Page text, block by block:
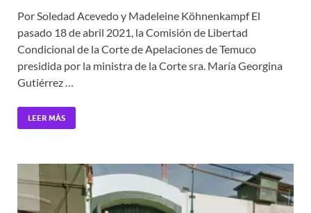
Por Soledad Acevedo y Madeleine Köhnenkampf El
pasado 18 de abril 2021, la Comisión de Libertad
Condicional de la Corte de Apelaciones de Temuco
presidida por la ministra de la Corte sra. María Georgina
Gutiérrez …
LEER MÁS